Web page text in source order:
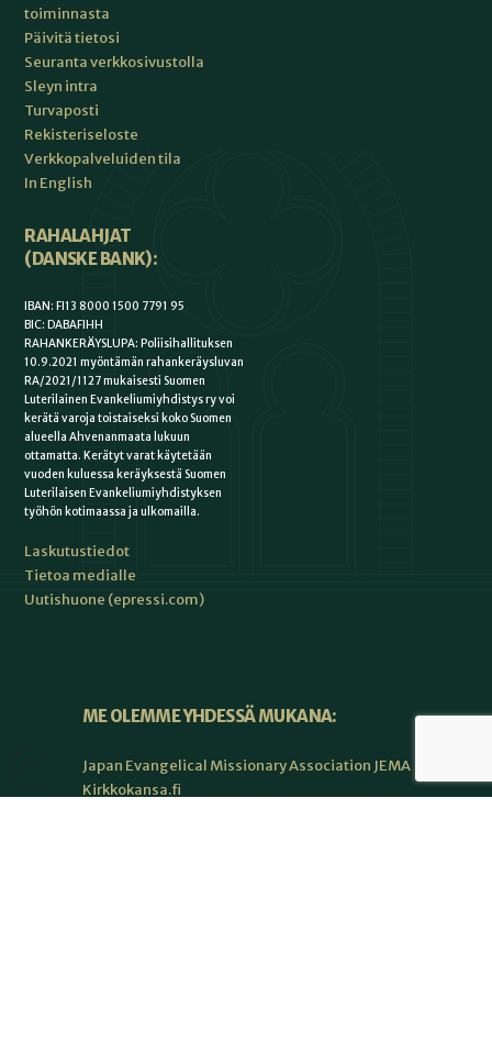
toiminnasta
Päivitä tietosi
Seuranta verkkosivustolla
Sleyn intra
Turvaposti
Rekisteriseloste
Verkkopalveluiden tila
In English
RAHALAHJAT
(DANSKE BANK):
IBAN: FI13 8000 1500 7791 95
BIC: DABAFIHH
RAHANKERÄYSLUPA: Poliisihallituksen
10.9.2021 myöntämän rahankeräysluvan
RA/2021/1127 mukaisesti Suomen
Luterilainen Evankeliumiyhdistys ry voi
kerätä varoja toistaiseksi koko Suomen
alueella Ahvenanmaata lukuun
ottamatta. Kerätyt varat käytetään
vuoden kuluessa keräyksestä Suomen
Luterilaisen Evankeliumiyhdistyksen
työhön kotimaassa ja ulkomailla.
Laskutustiedot
Tietoa medialle
Uutishuone (epressi.com)
ME OLEMME YHDESSÄ MUKANA:
Japan Evangelical Missionary Association JEMA
Kirkkokansa.fi